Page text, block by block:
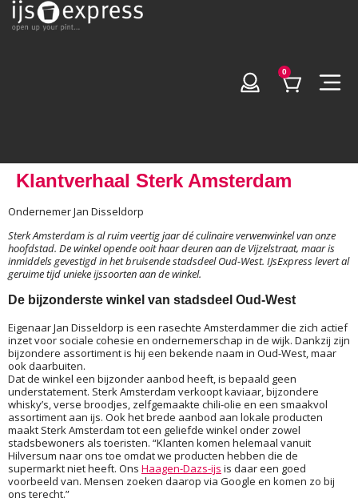
0
Klantverhaal Sterk Amsterdam
Ondernemer Jan Disseldorp
Sterk Amsterdam is al ruim veertig jaar dé culinaire verwenwinkel van onze
hoofdstad. De winkel opende ooit haar deuren aan de Vijzelstraat, maar is
inmiddels gevestigd in het bruisende stadsdeel Oud-West. IJsExpress levert al
geruime tijd unieke ijssoorten aan de winkel.
De bijzonderste winkel van stadsdeel Oud-West
Eigenaar Jan Disseldorp is een rasechte Amsterdammer die zich actief
inzet voor sociale cohesie en ondernemerschap in de wijk. Dankzij zijn
bijzondere assortiment is hij een bekende naam in Oud-West, maar
ook daarbuiten.
Dat de winkel een bijzonder aanbod heeft, is bepaald geen
understatement. Sterk Amsterdam verkoopt kaviaar, bijzondere
whisky’s, verse broodjes, zelfgemaakte chili-olie en een smaakvol
assortiment aan ijs. Ook het brede aanbod aan lokale producten
maakt Sterk Amsterdam tot een geliefde winkel onder zowel
stadsbewoners als toeristen. “Klanten komen helemaal vanuit
Hilversum naar ons toe omdat we producten hebben die de
supermarkt niet heeft. Ons Haagen-Dazs-ijs is daar een goed
voorbeeld van. Mensen zoeken daarop via Google en komen zo bij
ons terecht.”